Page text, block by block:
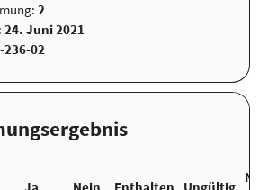
2
24. Juni 2021
236-02
Nicht